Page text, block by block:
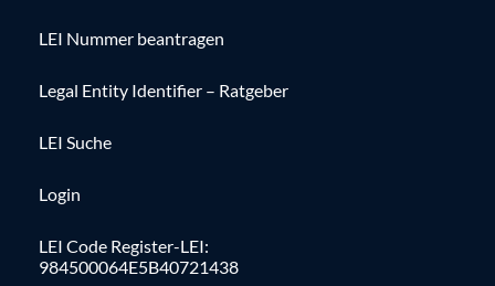
LEI Nummer beantragen
Legal Entity Identifier – Ratgeber
LEI Suche
Login
LEI Code Register-LEI:
984500064E5B40721438